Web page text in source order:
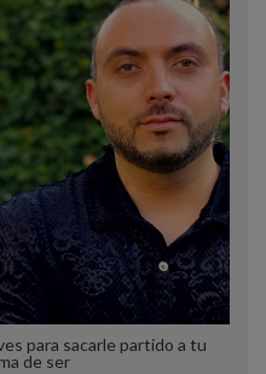
para sacarle partido a tu
de ser